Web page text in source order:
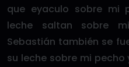
que eyaculo sobre mi
leche saltan sobre
Sebastián también se
su leche sobre mi pecho